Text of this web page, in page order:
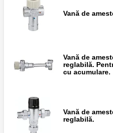
Vană de
Vană de
reglabilă.
cu acumulare.
Vană de
reglabilă.